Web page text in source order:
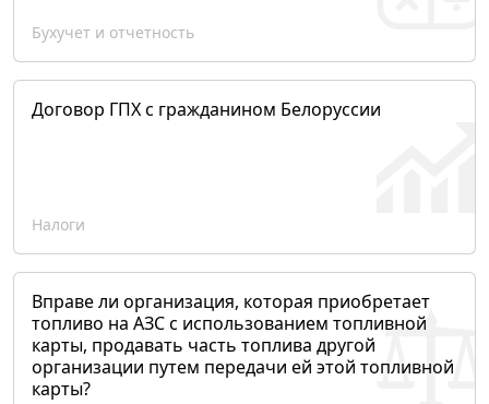
Бухучет и отчетность
Договор ГПХ с гражданином Белоруссии
Налоги
Вправе ли организация, которая приобретает
топливо на АЗС с использованием топливной
карты, продавать часть топлива другой
организации путем передачи ей этой топливной
карты?